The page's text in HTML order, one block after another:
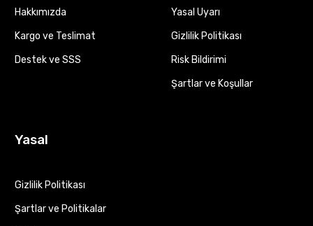
Hakkımızda
Kargo ve Teslimat
Destek ve SSS
Yasal Uyarı
Gizlilik Politikası
Risk Bildirimi
Şartlar ve Koşullar
Yasal
Gizlilik Politikası
Şartlar ve Politikalar